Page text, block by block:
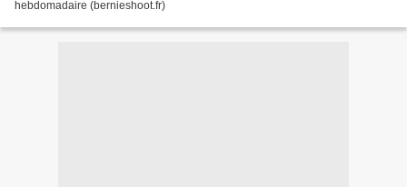
hebdomadaire (bernieshoot.fr)